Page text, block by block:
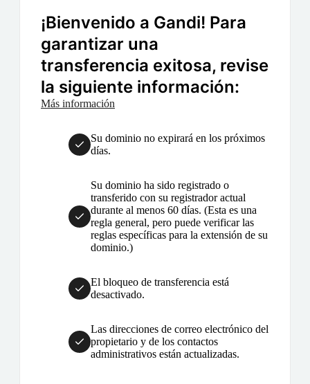
¡Bienvenido a Gandi! Para
garantizar una
transferencia exitosa, revise
la siguiente información:
Más información
Su dominio no expirará en los próximos
días.
Su dominio ha sido registrado o
transferido con su registrador actual
durante al menos 60 días. (Esta es una
regla general, pero puede verificar las
reglas específicas para la extensión de su
dominio.)
El bloqueo de transferencia está
desactivado.
Las direcciones de correo electrónico del
propietario y de los contactos
administrativos están actualizadas.